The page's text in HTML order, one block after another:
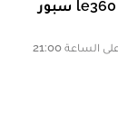
le360 سبور